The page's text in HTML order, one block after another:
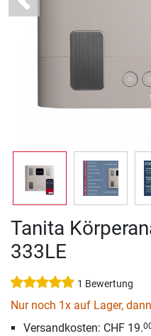
Previous
Tanita
333LE
1 Bewertung
Nur noch 1x auf Lager,
Versandkosten: CHF 19.